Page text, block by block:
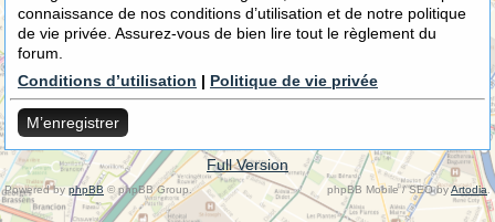
connaissance de nos conditions d’utilisation et de notre politique
de vie privée. Assurez-vous de bien lire tout le règlement du
forum.
Conditions d’utilisation | Politique de vie privée
M’enregistrer
Full Version
Powered byphpBB © phpBB Group. phpBB Mobile / SEO byArtodia .